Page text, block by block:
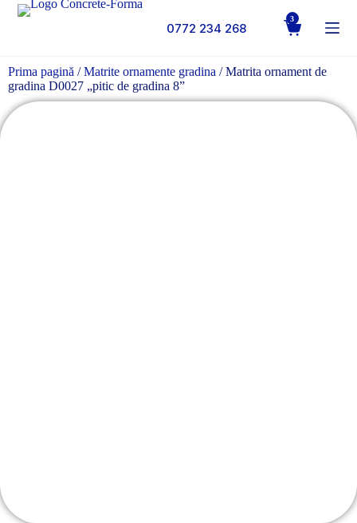
0772 234 268
3
Prima pagină /Matrite ornamente gradina / Matrita ornament de
gradina D0027 „pitic de gradina 8”